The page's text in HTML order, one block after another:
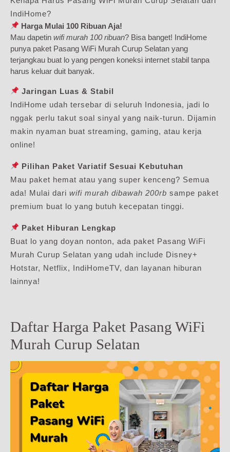
IndiHome?
Harga Mulai 100 Ribuan Aja!
Mau dapetin wifi murah 100 ribuan? Bisa banget! IndiHome
punya paket Pasang WiFi Murah Curup Selatan yang
terjangkau buat lo yang pengen koneksi internet stabil tanpa
harus keluar duit banyak.
Jaringan Luas & Stabil
IndiHome udah tersebar di seluruh Indonesia, jadi lo
nggak perlu takut soal sinyal yang naik-turun. Dijamin
makin nyaman buat streaming, gaming, atau kerja
online!
Pilihan Paket Variatif Sesuai Kebutuhan
Mau paket hemat atau yang super kenceng? Semua
ada! Mulai dari wifi murah dibawah 200rb sampe paket
premium buat lo yang butuh kecepatan tinggi.
Paket Hiburan Lengkap
Buat lo yang doyan nonton, ada paket Pasang WiFi
Murah Curup Selatan yang udah include Disney+
Hotstar, Netflix, IndiHomeTV, dan layanan hiburan
lainnya!
Daftar Harga Paket Pasang WiFi
Murah Curup Selatan